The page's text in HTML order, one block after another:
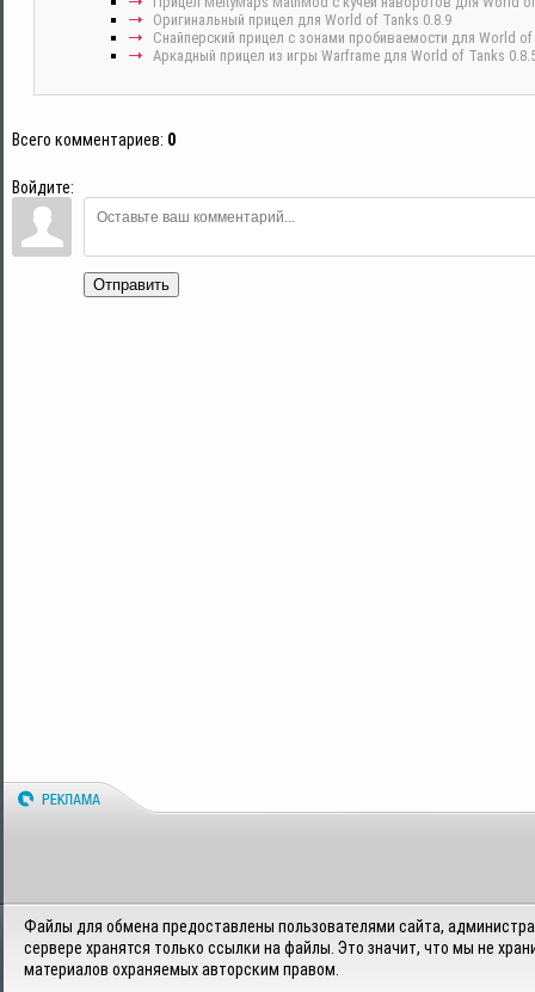
Оригинальный прицел для World of Tanks 0.8.9
Снайперский прицел с зонами пробиваемости для World of
Аркадный прицел из игры Warframe для World of Tanks
Всего комментариев: 0
Войдите:
Отправить
Файлы для обмена предоставлены пользователями сайта,
сервере хранятся только ссылки на файлы. Это значит, что мы не
материалов охраняемых авторским правом.